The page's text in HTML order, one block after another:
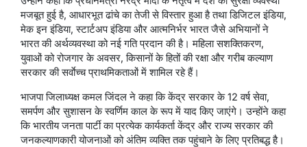
मजबूत हुई है, आधारभूत ढांचे का तेजी से विस्तार हुआ है तथा डिजिटल इंडिया,
मेक इन इंडिया, स्टार्टअप इंडिया और आत्मनिर्भर भारत जैसे अभियानों ने
भारत की अर्थव्यवस्था को नई गति प्रदान की है। महिला सशक्तिकरण,
युवाओं को रोजगार के अवसर, किसानों के हितों की रक्षा और गरीब कल्याण
सरकार की सर्वाेच्च प्राथमिकताओं में शामिल रहे हैं।
भाजपा जिलाध्यक्ष कमल जिंदल ने कहा कि केंद्र सरकार के 12 वर्ष सेवा,
समर्पण और सुशासन के स्वर्णिम काल के रूप में याद किए जाएंगे। उन्होंने कहा
कि भारतीय जनता पार्टी का प्रत्येक कार्यकर्ता केंद्र और राज्य सरकार की
जनकल्याणकारी योजनाओं को अंतिम व्यक्ति तक पहुंचाने के लिए प्रतिबद्ध है।